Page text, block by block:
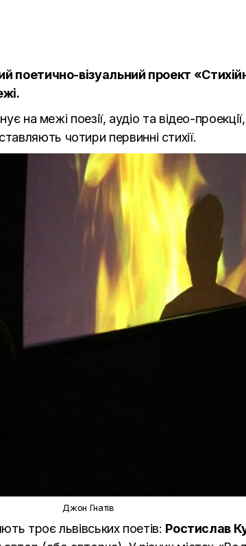
поетично-візуальний проект
на межі поезії, аудіо та відео-
чотири первинні стихії.
Джон Гнатів
троє львівських поетів: Ростислав